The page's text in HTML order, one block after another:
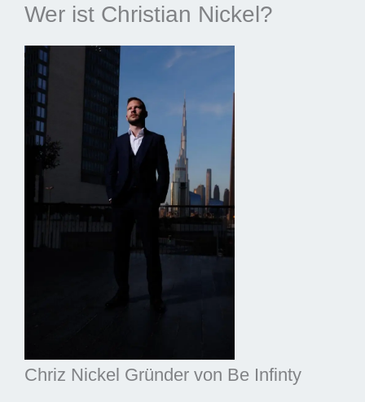
Wer ist Christian Nickel?
Chriz Nickel Gründer von Be Infinty